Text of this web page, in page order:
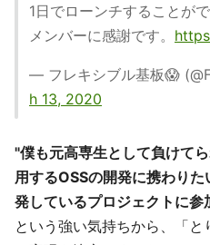
1日でローンチすることが
メンバーに感謝です。
— フレキシブル基板😱
h 13, 2020
"僕も元高専生として負けて
用するOSSの開発に携わりた
発しているプロジェクトに参
という強い気持ちから、「